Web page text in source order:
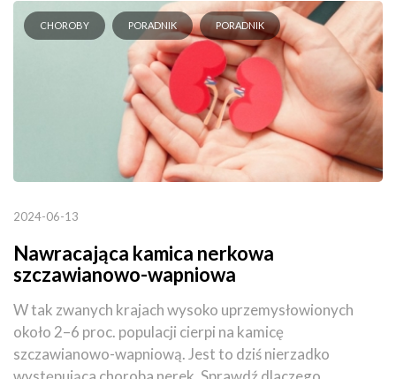
CHOROBY PORADNIK PORADNIK
2024-06-13
Nawracająca kamica nerkowa
szczawianowo-wapniowa
W tak zwanych krajach wysoko uprzemysłowionych
około 2–6 proc. populacji cierpi na kamicę
szczawianowo-wapniową. Jest to dziś nierzadko